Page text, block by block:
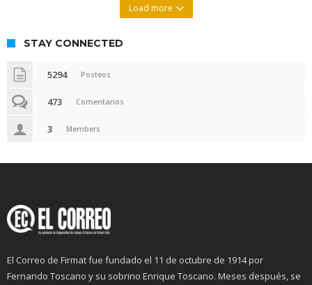
Load more
STAY CONNECTED
5294 Posteos
473 Comentarios
3 Members
El Correo de Firmat fue fundado el 11 de octubre de 1914 por
Fernando Toscano y su sobrino Enrique Toscano. Meses después, se